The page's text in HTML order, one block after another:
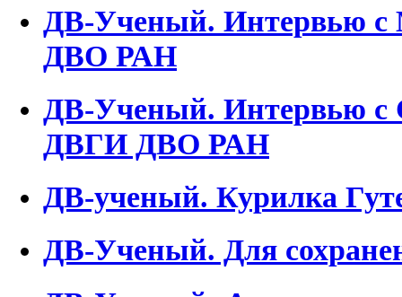
ДВ-Ученый. Интервью с
ДВО РАН
ДВ-Ученый. Интервью с
ДВГИ ДВО РАН
ДВ-ученый. Курилка
ДВ-Ученый. Для